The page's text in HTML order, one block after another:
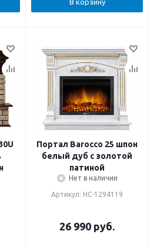
Портал Barocco 25 шпон
белый дуб с золотой
патиной
Нет в наличии
Артикул: НС-1294119
26 990 руб.